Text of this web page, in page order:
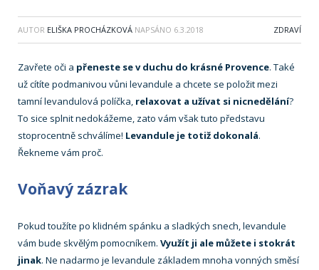
AUTOR ELIŠKA PROCHÁZKOVÁ NAPSÁNO 6.3.2018 ZDRAVÍ
Zavřete oči a přeneste se v duchu do krásné Provence. Také
už cítíte podmanivou vůni levandule a chcete se položit mezi
tamní levandulová políčka, relaxovat a užívat si nicnedělání?
To sice splnit nedokážeme, zato vám však tuto představu
stoprocentně schválíme! Levandule je totiž dokonalá.
Řekneme vám proč.
Voňavý zázrak
Pokud toužíte po klidném spánku a sladkých snech, levandule
vám bude skvělým pomocníkem. Využít ji ale můžete i stokrát
jinak. Ne nadarmo je levandule základem mnoha vonných směsí